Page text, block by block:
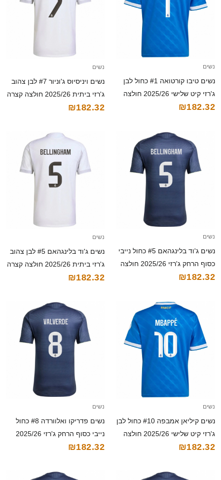
נשים
נשים טיבו קורטואה #1 כחול לבן
ג'רזי קיט שלישי 2025/26 חולצה
קצרה
₪182.32
נשים
נשים ויניסיוס ג'וניור #7 לבן צהוב
ג'רזי ביתית 2025/26 חולצה קצרה
₪182.32
נשים
נשים ג'וד בלינגהאם #5 כחול נייבי
כסוף הרחק ג'רזי 2025/26 חולצה
קצרה
₪182.32
נשים
נשים ג'וד בלינגהאם #5 לבן צהוב
ג'רזי ביתית 2025/26 חולצה קצרה
₪182.32
נשים
נשים קיליאן אמבפה #10 כחול לבן
ג'רזי קיט שלישי 2025/26 חולצה
קצרה
₪182.32
נשים
נשים פדריקו ואלוורדה #8 כחול
נייבי כסוף הרחק ג'רזי 2025/26
חולצה קצרה
₪182.32